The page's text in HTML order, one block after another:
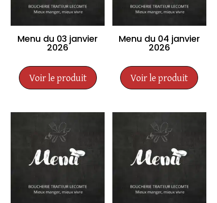
Menu du 03 janvier
2026
Voir le produit
Menu du 04 janvier
2026
Voir le produit